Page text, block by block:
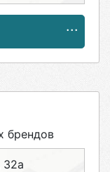
00
брендов
32а